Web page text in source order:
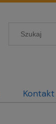
Kontakt